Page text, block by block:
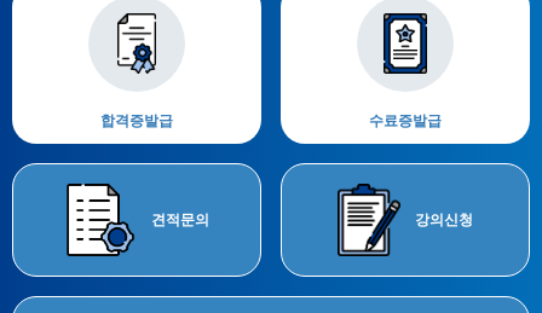
합격증발급 수료증발급
견적문의 강의신청